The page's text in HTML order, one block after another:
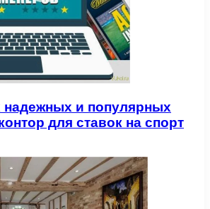
надежных и популярных
для ставок на спорт